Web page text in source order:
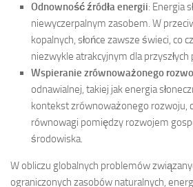
Odnowność źródła energii: Energia
niewyczerpalnym zasobem. W
kopalnych, słońce zawsze świeci, co
niezwykle atrakcyjnym dla przyszłych
Wspieranie zrównoważonego
odnawialnej, takiej jak energia
kontekst zrównoważonego rozwoju,
równowagi pomiędzy rozwojem
środowiska.
W obliczu globalnych problemów
ograniczonych zasobów naturalnych,